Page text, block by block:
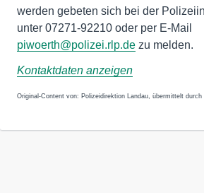
werden gebeten sich bei der
unter 07271-92210 oder per E-Mail
piwoerth@polizei.rlp.de zu melden.
Kontaktdaten anzeigen
Original-Content von: Polizeidirektion Landau, übermittelt durch